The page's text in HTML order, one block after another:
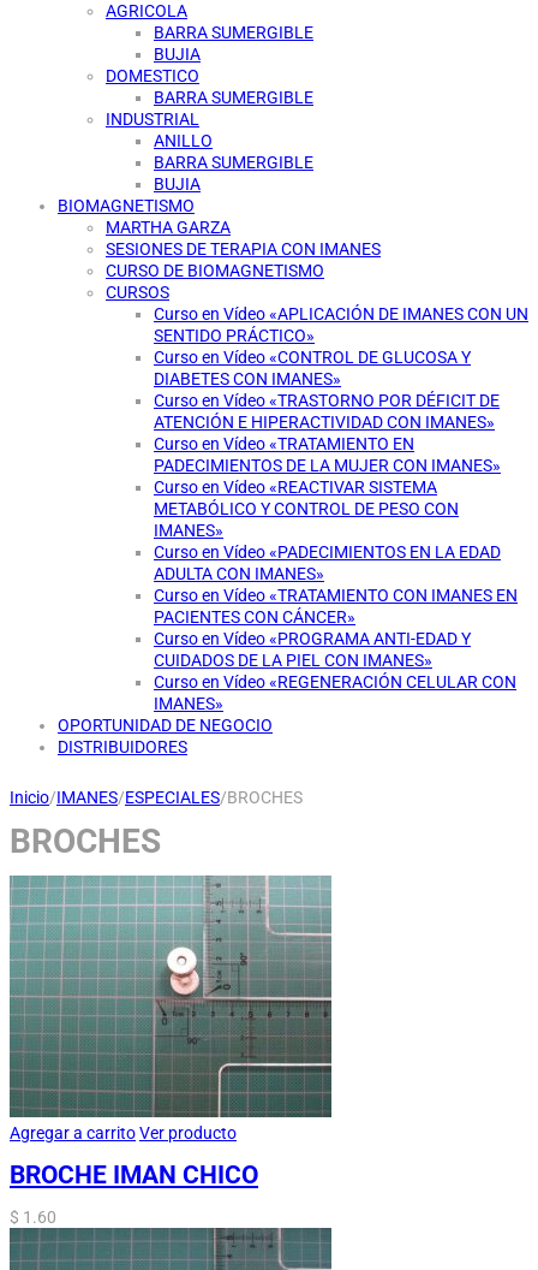
AGRICOLA
BARRA SUMERGIBLE
BUJIA
DOMESTICO
BARRA SUMERGIBLE
INDUSTRIAL
ANILLO
BARRA SUMERGIBLE
BUJIA
BIOMAGNETISMO
MARTHA GARZA
SESIONES DE TERAPIA CON IMANES
CURSO DE BIOMAGNETISMO
CURSOS
Curso en Vídeo «APLICACIÓN DE IMANES CON UN
SENTIDO PRÁCTICO»
Curso en Vídeo «CONTROL DE GLUCOSA Y
DIABETES CON IMANES»
Curso en Vídeo «TRASTORNO POR DÉFICIT DE
ATENCIÓN E HIPERACTIVIDAD CON IMANES»
Curso en Vídeo «TRATAMIENTO EN
PADECIMIENTOS DE LA MUJER CON IMANES»
Curso en Vídeo «REACTIVAR SISTEMA
METABÓLICO Y CONTROL DE PESO CON
IMANES»
Curso en Vídeo «PADECIMIENTOS EN LA EDAD
ADULTA CON IMANES»
Curso en Vídeo «TRATAMIENTO CON IMANES EN
PACIENTES CON CÁNCER»
Curso en Vídeo «PROGRAMA ANTI-EDAD Y
CUIDADOS DE LA PIEL CON IMANES»
Curso en Vídeo «REGENERACIÓN CELULAR CON
IMANES»
OPORTUNIDAD DE NEGOCIO
DISTRIBUIDORES
Inicio/IMANES/ESPECIALES/BROCHES
BROCHES
Agregar a carritoVer producto
BROCHE IMAN CHICO
$ 1.60